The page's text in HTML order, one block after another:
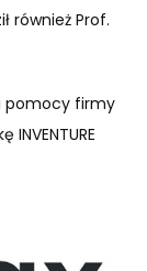
również Prof.
pomocy firmy